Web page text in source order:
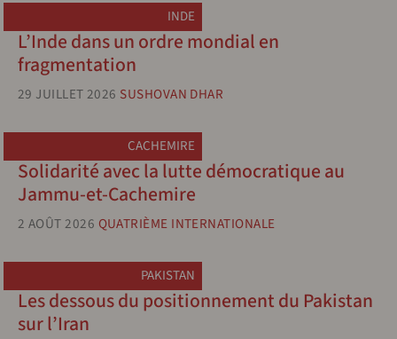
INDE
L’Inde dans un ordre mondial en
fragmentation
29 JUILLET 2026 SUSHOVAN DHAR
CACHEMIRE
Solidarité avec la lutte démocratique au
Jammu-et-Cachemire
2 AOÛT 2026 QUATRIÈME INTERNATIONALE
PAKISTAN
Les dessous du positionnement du Pakistan
sur l’Iran